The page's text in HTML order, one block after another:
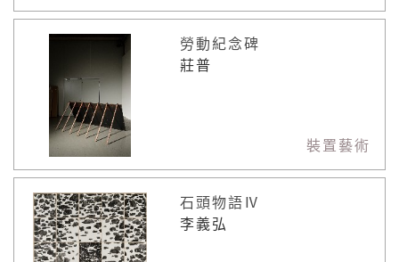
勞動紀念碑
莊普
裝置藝術
石頭物語Ⅳ
李義弘